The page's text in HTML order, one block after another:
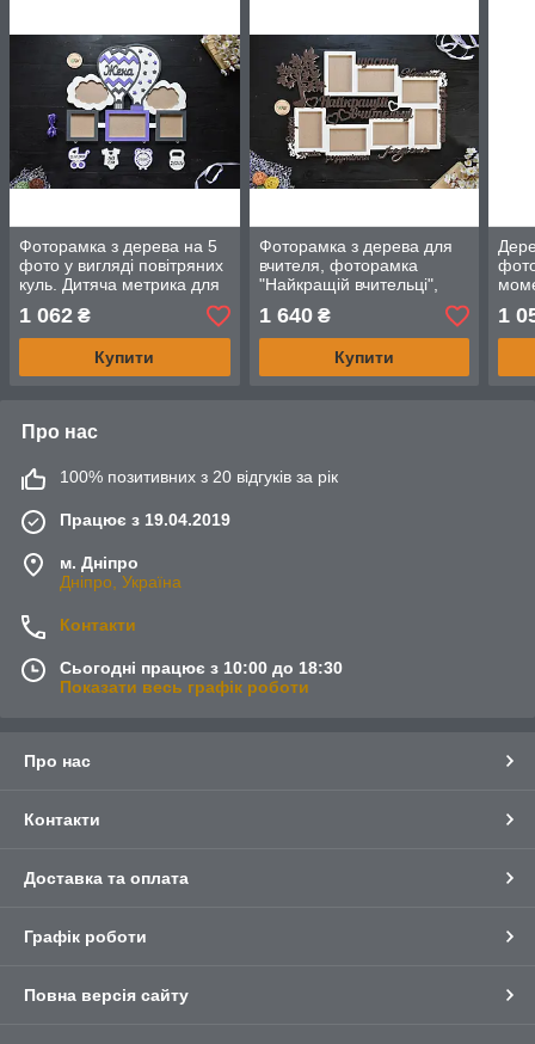
Фоторамка з дерева на 5
фото у вигляді повітряних
куль. Дитяча метрика для
хлопчика. Євген (будь-яке
ім'я)
1 062 ₴
Купити
Фоторамка з дерева для
вчителя, фоторамка
"Найкращій вчительці",
для класного керівника,
вчитель
1 640₴
Купити
1
Про нас
100% позитивних з 20 відгуків за рік
Працює з 19.04.2019
м. Дніпро
Дніпро, Україна
Контакти
Сьогодні працює з 10:00 до 18:30
Показати весь графік роботи
Про нас
Контакти
Доставка та оплата
Графік роботи
Повна версія сайту